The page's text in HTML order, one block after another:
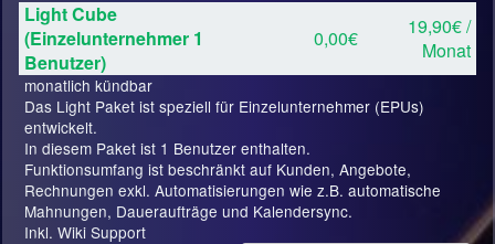
Light Cube
(Einzelunternehmer 1
Benutzer)
0,00€
19,90€ /
Monat
monatlich kündbar
Das Light Paket ist speziell für Einzelunternehmer (EPUs)
entwickelt.
In diesem Paket ist 1 Benutzer enthalten.
Funktionsumfang ist beschränkt auf Kunden, Angebote,
Rechnungen exkl. Automatisierungen wie z.B. automatische
Mahnungen, Daueraufträge und Kalendersync.
Inkl. Wiki Support